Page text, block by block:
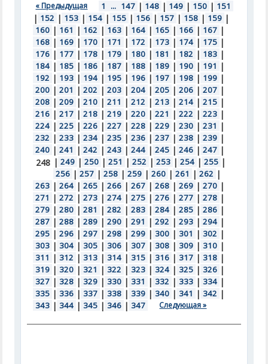
« Предыдущая 1 ... 147 | 148 | 149 | 150 | 151
| 152 | 153 | 154 | 155 | 156 | 157 | 158 | 159 |
160 | 161 | 162 | 163 | 164 | 165 | 166 | 167 |
168 | 169 | 170 | 171 | 172 | 173 | 174 | 175 |
176 | 177 | 178 | 179 | 180 | 181 | 182 | 183 |
184 | 185 | 186 | 187 | 188 | 189 | 190 | 191 |
192 | 193 | 194 | 195 | 196 | 197 | 198 | 199 |
200 | 201 | 202 | 203 | 204 | 205 | 206 | 207 |
208 | 209 | 210 | 211 | 212 | 213 | 214 | 215 |
216 | 217 | 218 | 219 | 220 | 221 | 222 | 223 |
224 | 225 | 226 | 227 | 228 | 229 | 230 | 231 |
232 | 233 | 234 | 235 | 236 | 237 | 238 | 239 |
240 | 241 | 242 | 243 | 244 | 245 | 246 | 247 |
248 | 249 | 250 | 251 | 252 | 253 | 254 | 255 |
256 | 257 | 258 | 259 | 260 | 261 | 262 |
263 | 264 | 265 | 266 | 267 | 268 | 269 | 270 |
271 | 272 | 273 | 274 | 275 | 276 | 277 | 278 |
279 | 280 | 281 | 282 | 283 | 284 | 285 | 286 |
287 | 288 | 289 | 290 | 291 | 292 | 293 | 294 |
295 | 296 | 297 | 298 | 299 | 300 | 301 | 302 |
303 | 304 | 305 | 306 | 307 | 308 | 309 | 310 |
311 | 312 | 313 | 314 | 315 | 316 | 317 | 318 |
319 | 320 | 321 | 322 | 323 | 324 | 325 | 326 |
327 | 328 | 329 | 330 | 331 | 332 | 333 | 334 |
335 | 336 | 337 | 338 | 339 | 340 | 341 | 342 |
343 | 344 | 345 | 346 | 347 Следующая »